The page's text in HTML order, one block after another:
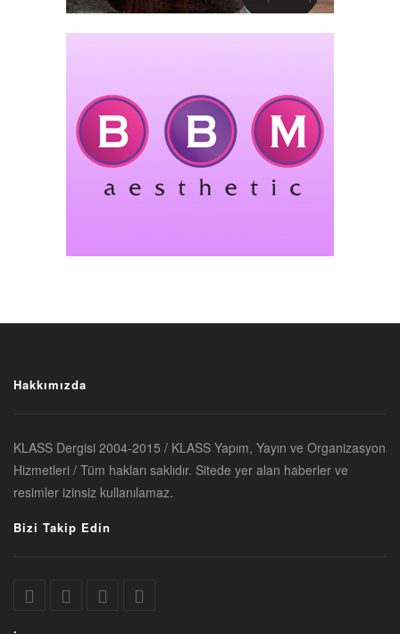
Hakkımızda
KLASS Dergisi 2004-2015 / KLASS Yapım, Yayın ve Organizasyon
Hizmetleri / Tüm hakları saklıdır. Sitede yer alan haberler ve
resimler izinsiz kullanılamaz.
Bizi Takip Edin